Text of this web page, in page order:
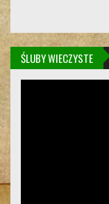
ŚLUBY WIECZYSTE